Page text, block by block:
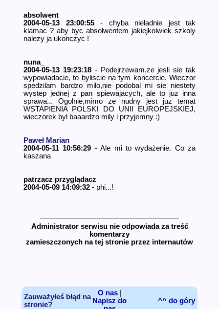
absolwent
2004-05-13 23:00:55- chyba nieladnie jest tak
klamac ? aby byc absolwentem jakiejkolwiek szkoly
nalezy ja ukonczyc !
nuna_
2004-05-13 19:23:18- Podejrzewam,ze jesli sie tak
wypowiadacie­, to byliscie na tym koncercie. Wieczor
spedzilam bardzo milo,nie podobal mi sie niestety
wystep jednej z pan spiewajacych, ale to juz inna
sprawa... Ogolnie,mimo ze nudny jest juz temat
WSTAPIENIA POLSKI DO UNII EUROPE­JSKIEJ,
wieczorek byl baaardzo mily i przyjemny :)
Paweł Marian
2004-05-11 10:56:29 - Ale mi to wydażenie. Co za
kaszana
patrzacz przyglądacz
2004-05-09 14:09:32 - phi...!
Administrator serwisu nie odpowiada za treść
komentarzy
zamieszczonych na tej stronie przez internautów
Zauważyłeś błąd na
stronie?
O nas|
Napisz do
^^ do góry